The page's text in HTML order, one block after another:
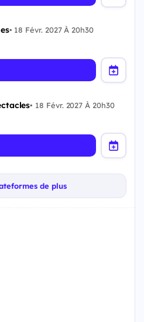
• 18 Févr. 2027 À 20h30
• 18 Févr. 2027 À 20h30
de plus